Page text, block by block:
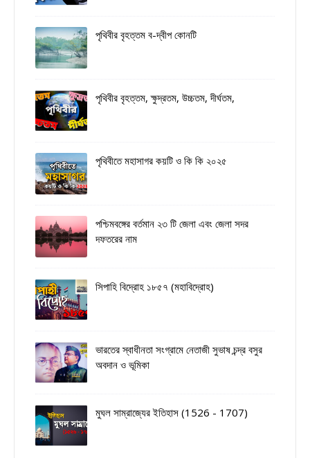
পৃথিবীর বৃহত্তম ব-দ্বীপ কোনটি
পৃথিবীর বৃহত্তম, ক্ষুদ্রতম, উচ্চতম, দীর্ঘতম,
পৃথিবীতে মহাসাগর কয়টি ও কি কি ২০২৫
পশ্চিমবঙ্গের বর্তমান ২৩ টি জেলা এবং জেলা সদর
দফতরের নাম
সিপাহি বিদ্রোহ ১৮৫৭ (মহাবিদ্রোহ)
ভারতের স্বাধীনতা সংগ্রামে নেতাজী সুভাষ চন্দ্র বসুর
অবদান ও ভূমিকা
মুঘল সাম্রাজ্যের ইতিহাস (1526 - 1707)